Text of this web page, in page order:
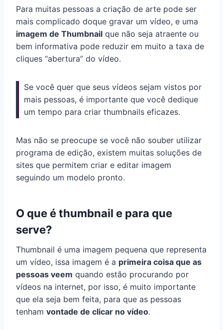
Para muitas pessoas a criação de arte pode ser
mais complicado doque gravar um vídeo, e uma
imagem de Thumbnail que não seja atraente ou
bem informativa pode reduzir em muito a taxa de
cliques “abertura” do vídeo.
Se você quer que seus vídeos sejam vistos por
mais pessoas, é importante que você dedique
um tempo para criar thumbnails eficazes.
Mas não se preocupe se você não souber utilizar
programa de edição, existem muitas soluções de
sites que permitem criar e editar imagem
seguindo um modelo pronto.
O que é thumbnail e para que
serve?
Thumbnail é uma imagem pequena que representa
um vídeo, issa imagem é a primeira coisa que as
pessoas veem quando estão procurando por
vídeos na internet, por isso, é muito importante
que ela seja bem feita, para que as pessoas
tenham vontade de clicar no vídeo.